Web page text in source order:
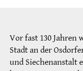
Vor fast 130 Jahren
Stadt an der
und Siechenanstalt